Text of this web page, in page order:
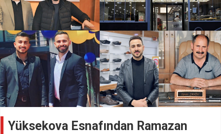
bahis siteleri
porno izle
Yüksekova Esnafından Ramazan